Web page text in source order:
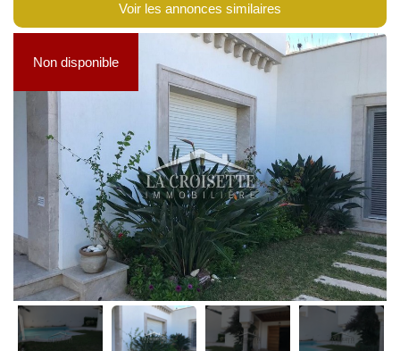
Voir les annonces similaires
Non disponible